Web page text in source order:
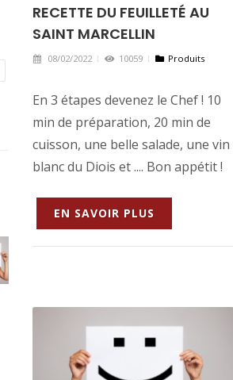
RECETTE DU FEUILLETÉ AU
SAINT MARCELLIN
08/02/2022 10059 Produits
En 3 étapes devenez le Chef ! 10
min de préparation, 20 min de
cuisson, une belle salade, une vin
blanc du Diois et .... Bon appétit !
EN SAVOIR PLUS